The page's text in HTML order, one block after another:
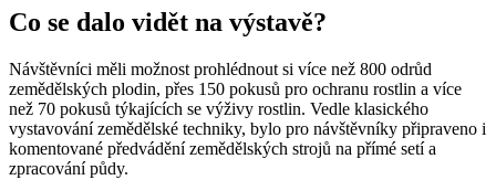
Co se dalo vidět na výstavě?
Návštěvníci měli možnost prohlédnout si více než 800 odrůd
zemědělských plodin, přes 150 pokusů pro ochranu rostlin a více
než 70 pokusů týkajících se výživy rostlin. Vedle klasického
vystavování zemědělské techniky, bylo pro návštěvníky připraveno i
komentované předvádění zemědělských strojů na přímé setí a
zpracování půdy.